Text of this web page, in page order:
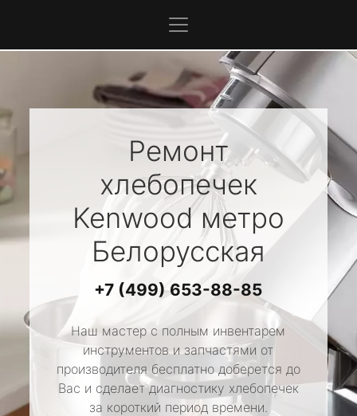
Ремонт
хлебопечек
Kenwoodметро
Белорусская
+7 (499) 653-88-85
Наш мастер с полным инвентарем
инструментов и запчастями от
производителя бесплатно доберется до
Вас и сделает диагностику хлебопечек
за короткий период времени.